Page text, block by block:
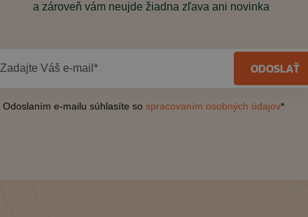
a zároveň vám neujde žiadna zľava ani novinka
Zadajte Váš e-mail* ODOSLAŤ
Odoslaním e-mailu súhlasíte so spracovaním osobných údajov*